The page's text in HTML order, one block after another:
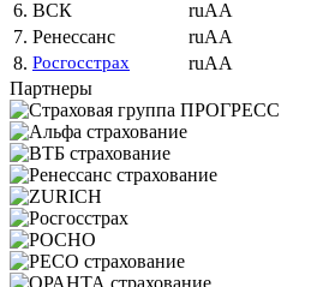
6. ВСК
ruAA
7. Ренессанс
ruAA
8. Росгосстрах
ruAA
Партнеры